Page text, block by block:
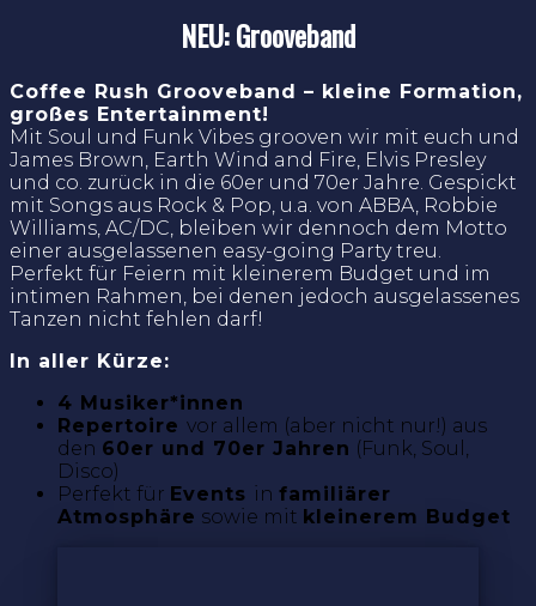
NEU: Grooveband
Coffee Rush Grooveband – kleine Formation,
großes Entertainment!
Mit Soul und Funk Vibes grooven wir mit euch und
James Brown, Earth Wind and Fire, Elvis Presley
und co. zurück in die 60er und 70er Jahre. Gespickt
mit Songs aus Rock & Pop, u.a. von ABBA, Robbie
Williams, AC/DC, bleiben wir dennoch dem Motto
einer ausgelassenen easy-going Party treu.
Perfekt für Feiern mit kleinerem Budget und im
intimen Rahmen, bei denen jedoch ausgelassenes
Tanzen nicht fehlen darf!
In aller Kürze:
4 Musiker*innen
Repertoire vor allem (aber nicht nur!) aus
den 60er und 70er Jahren (Funk, Soul,
Disco)
Perfekt für Events in familiärer
Atmosphäre sowie mit kleinerem Budget